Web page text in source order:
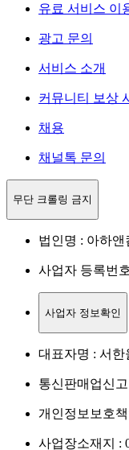
유료 서비스 이
광고 문의
서비스 소개
커뮤니티 보상
채용
채널톡 문의
무단 크롤링 금지
법인명 : 아하
사업자 등록번
사업자 정보확인
대표자명 : 서한
통신판매업신
개인정보보호
사업장소재지 :